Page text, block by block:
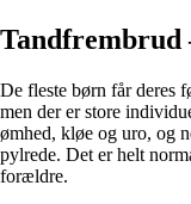
Tandfrembrud
De fleste børn får deres
men der er store
ømhed, kløe og uro, og
pylrede. Det er helt
forældre.